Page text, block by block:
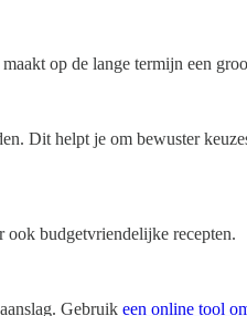
op de lange termijn een
Dit helpt je om bewuster
budgetvriendelijke recepten.
Gebruik een online tool